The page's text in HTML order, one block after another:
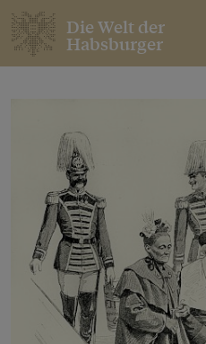
Die Welt der
Habsburger